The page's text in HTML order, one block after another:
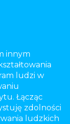
innym
ludzi w
Łącząc
zdolności
ludzkich